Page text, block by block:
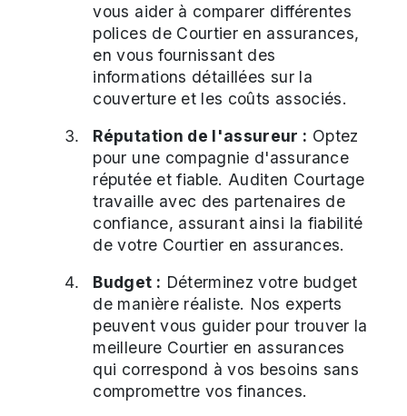
vous aider à comparer différentes
polices de Courtier en assurances,
en vous fournissant des
informations détaillées sur la
couverture et les coûts associés.
Réputation de l'assureur : Optez
pour une compagnie d'assurance
réputée et fiable. Auditen Courtage
travaille avec des partenaires de
confiance, assurant ainsi la fiabilité
de votre Courtier en assurances.
Budget : Déterminez votre budget
de manière réaliste. Nos experts
peuvent vous guider pour trouver la
meilleure Courtier en assurances
qui correspond à vos besoins sans
compromettre vos finances.